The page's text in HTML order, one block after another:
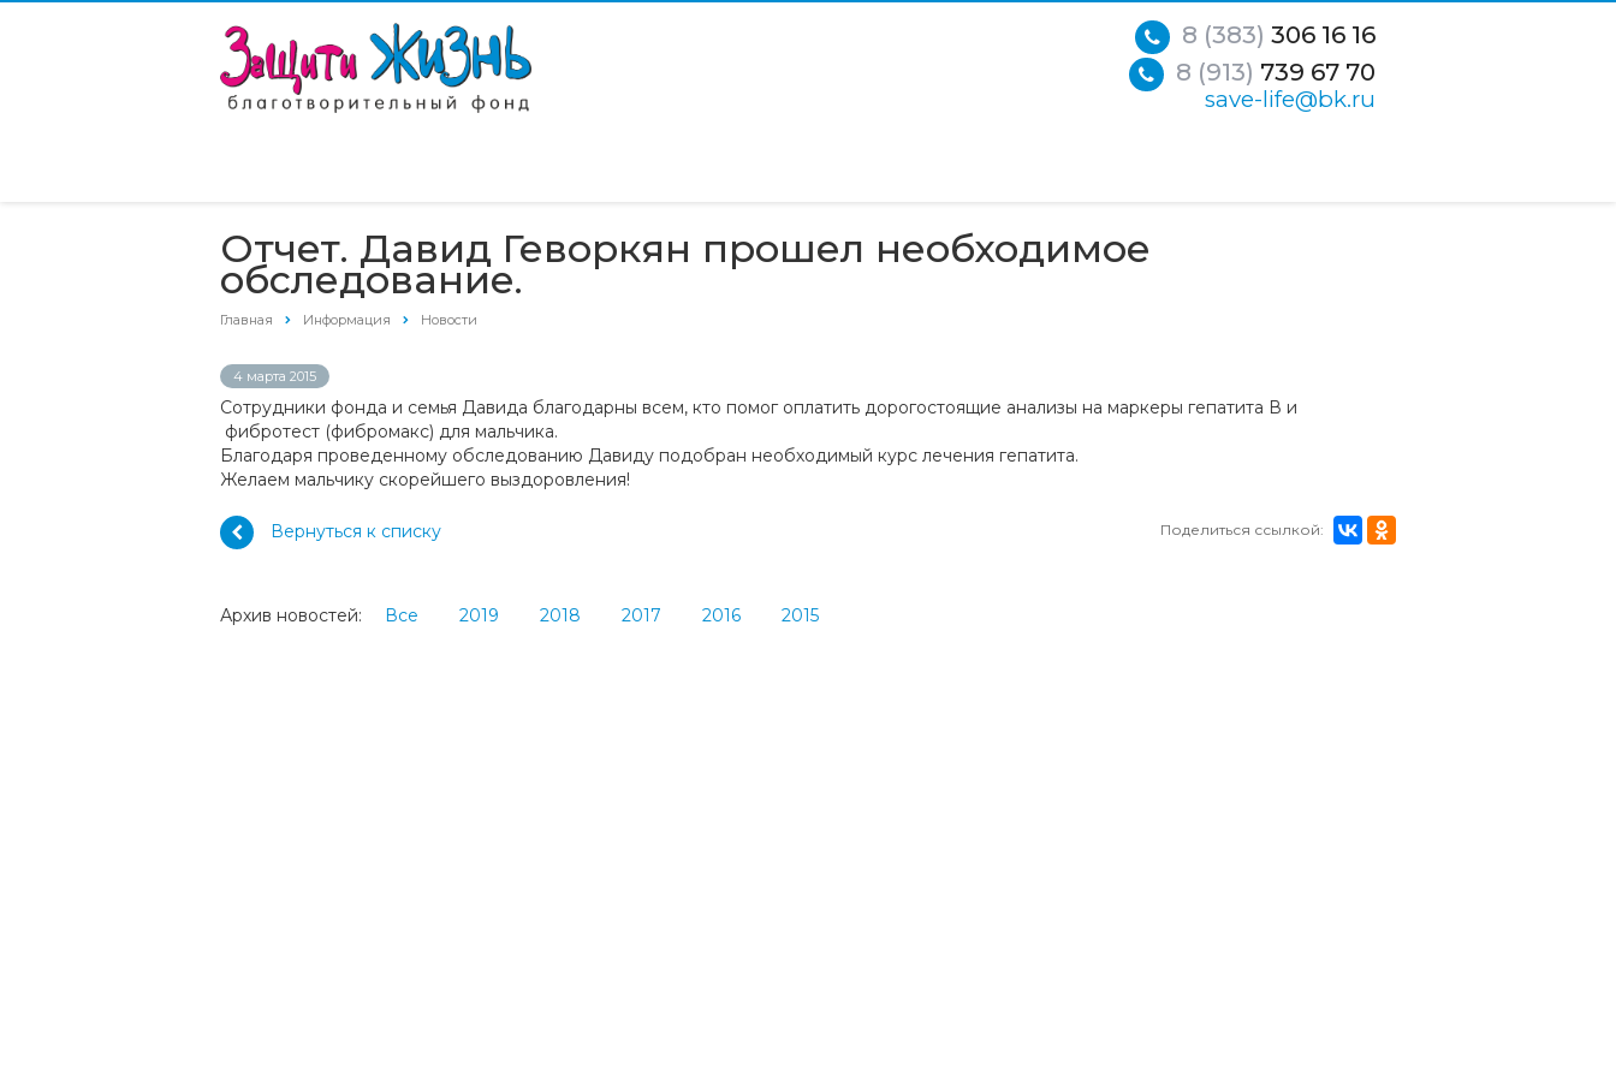
8 (383) 306 16 16
8 (913) 739 67 70
save-life@bk.ru
Отчет. Давид Геворкян прошел необходимое
обследование.
Главная Информация Новости
4 марта 2015
Сотрудники фонда и семья Давида благодарны всем, кто помог оплатить дорогостоящие анализы на маркеры гепатита В и
фибротест (фибромакс) для мальчика.
Благодаря проведенному обследованию Давиду подобран необходимый курс лечения гепатита.
Желаем мальчику скорейшего выздоровления!
Поделиться ссылкой:
Вернуться к списку
Архив новостей: Все 2019 2018 2017 2016 2015